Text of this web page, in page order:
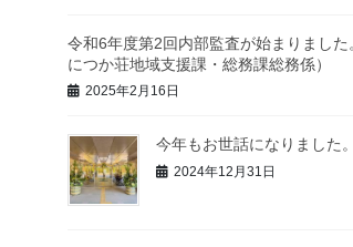
令和6年度第2回内部監査が始まりました
につか荘地域支援課・総務課総務係）
2025年2月16日
今年もお世話になりました。
2024年12月31日